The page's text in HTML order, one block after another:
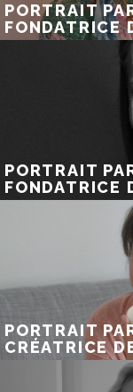
PORTRAIT
FONDATRICE
PORTRAIT
FONDATRICE
PORTRAIT
CRÉATRICE